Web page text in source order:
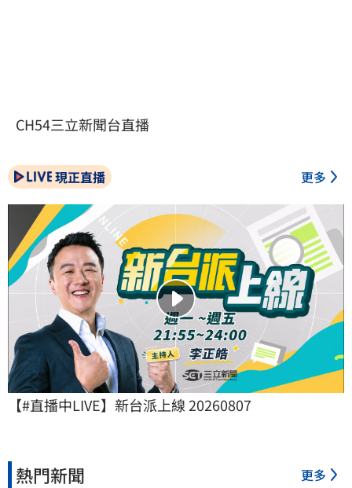
CH54三立新聞台直播
現正直播 更多
【#直播中LIVE】新台派上線 20260807
熱門新聞 更多